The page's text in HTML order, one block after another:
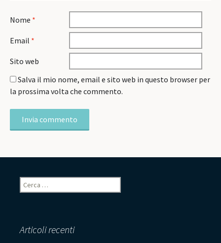
Nome *
Email *
Sito web
Salva il mio nome, email e sito web in questo browser per
la prossima volta che commento.
Ricerca
per:
Articoli recenti